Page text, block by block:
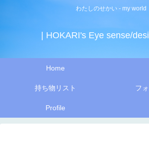
わたしのせかい - my world
| HOKARI's Eye sense/
Home
持ち物リスト フ
Profile